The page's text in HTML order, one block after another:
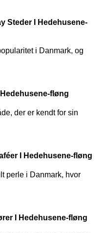
Steder I Hedehusene-
i Danmark, og
fløng
der er kendt for sin
I Hedehusene-fløng
perle i Danmark, hvor
I Hedehusene-fløng